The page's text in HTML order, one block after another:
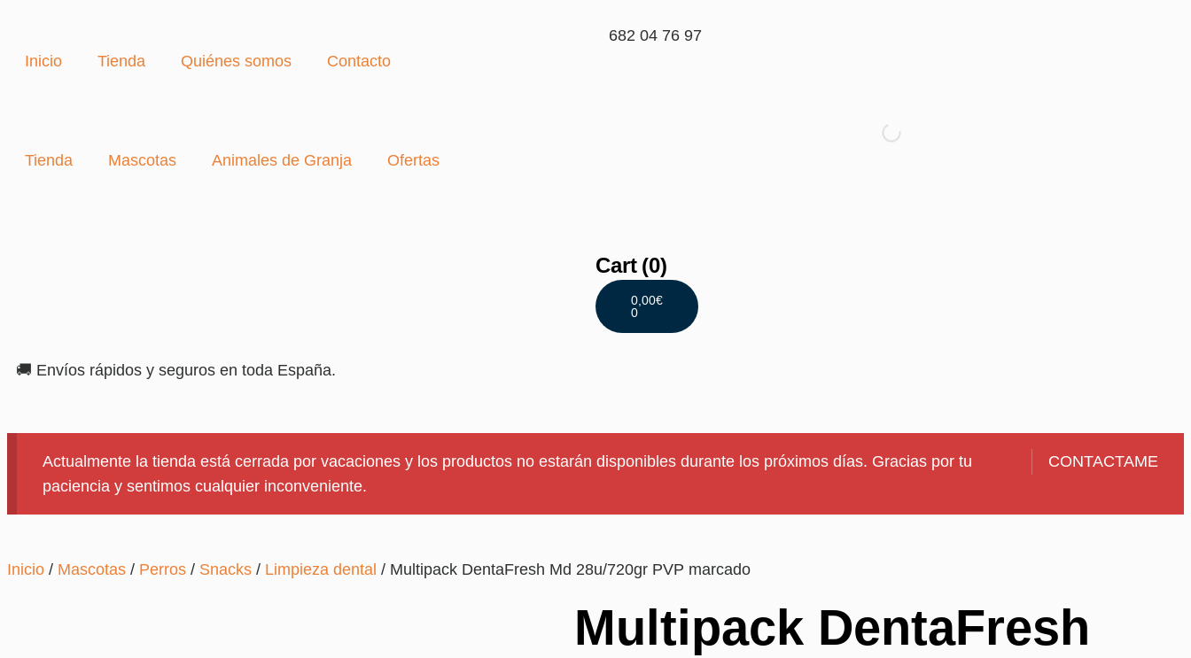
Inicio Tienda Quiénes somos Contacto
682 04 76 97
Tienda Mascotas Animales de Granja Ofertas
Cart (0)
0,00€
0
🚚 Envíos rápidos y seguros en toda España.
CONTACTAME
Actualmente la tienda está cerrada por vacaciones y los productos no estarán disponibles durante los próximos días. Gracias por tu
paciencia y sentimos cualquier inconveniente.
Inicio / Mascotas / Perros / Snacks / Limpieza dental / Multipack DentaFresh Md 28u/720gr PVP marcado
Multipack DentaFresh